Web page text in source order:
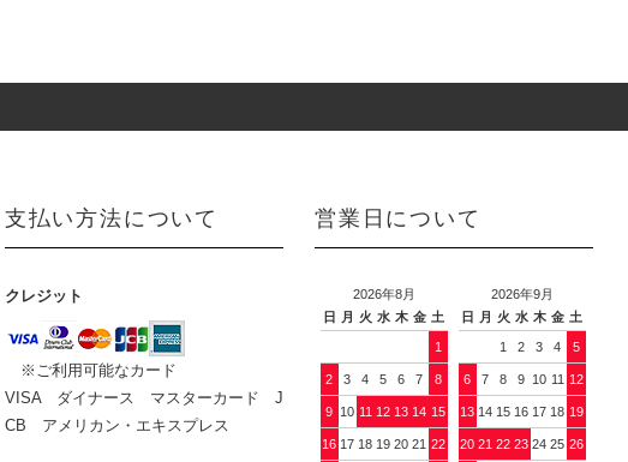
支払い方法について
クレジット
※ご利用可能なカード
VISA ダイナース マスターカード J
CB アメリカン・エキスプレス
営業日について
2026年8月
日 月 火 水 木 金 土
1
2 3 4 5 6 7 8
9 10 11 12 13 14 15
16 17 18 19 20 21 22
2026年9月
日 月 火 水 木 金 土
1 2 3 4 5
6 7 8 9 10 11 12
13 14 15 16 17 18 19
20 21 22 23 24 25 26